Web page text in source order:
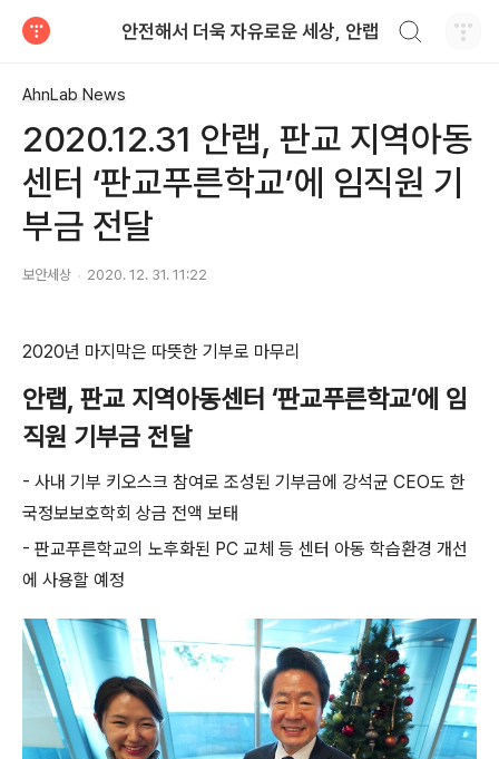
안전해서 더욱 자유로운 세상, 안랩
AhnLab News
2020.12.31 안랩, 판교 지역아동
센터 ‘판교푸른학교’에 임직원 기
부금 전달
보안세상 2020. 12. 31. 11:22
2020년 마지막은 따뜻한 기부로 마무리
안랩, 판교 지역아동센터 ‘판교푸른학교’에 임
직원 기부금 전달
- 사내 기부 키오스크 참여로 조성된 기부금에 강석균 CEO도 한
국정보보호학회 상금 전액 보태
- 판교푸른학교의 노후화된 PC 교체 등 센터 아동 학습환경 개선
에 사용할 예정